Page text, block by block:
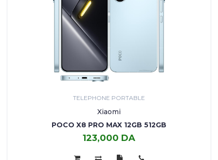
TELEPHONE PORTABLE
Xiaomi
POCO X8 PRO MAX 12GB 512GB
123,000 DA